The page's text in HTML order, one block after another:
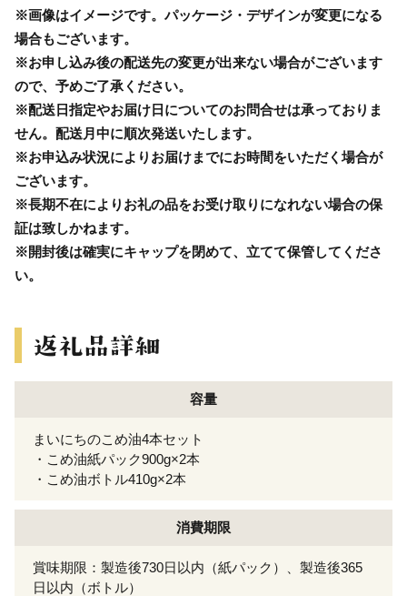
※画像はイメージです。パッケージ・デザインが変更になる
場合もございます。
※お申し込み後の配送先の変更が出来ない場合がございます
ので、予めご了承ください。
※配送日指定やお届け日についてのお問合せは承っておりま
せん。配送月中に順次発送いたします。
※お申込み状況によりお届けまでにお時間をいただく場合が
ございます。
※長期不在によりお礼の品をお受け取りになれない場合の保
証は致しかねます。
※開封後は確実にキャップを閉めて、立てて保管してくださ
い。
容量
まいにちのこめ油4本セット
・こめ油紙パック900g×2本
・こめ油ボトル410g×2本
消費期限
賞味期限：製造後730日以内（紙パック）、製造後365
日以内（ボトル）